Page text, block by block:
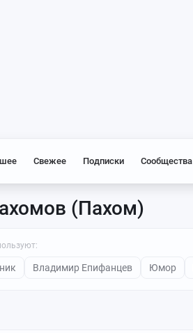
Свежее Подписки Сообщества
(Пахом)
Владимир Епифанцев Юмор